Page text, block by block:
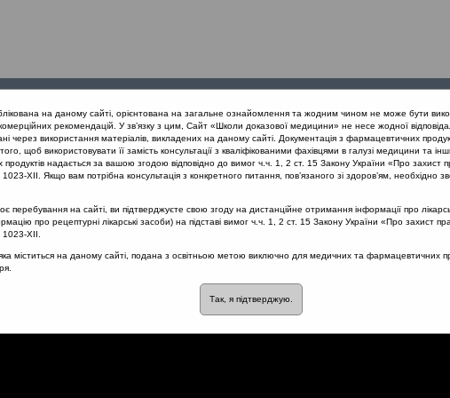
заходи
проекту
підхід до проблеми хронічного риносинуситу в рамках нових
ХРС
препарати при
ХРС
на даному сайті, орієнтована на загальне ознайомлення та жодним чином не може бути
рекомендацій. У зв’язку з цим, Сайт «Школи доказової медицини» не несе жодної
через використання матеріалів, викладених на даному сайті. Документація з фармацевтичних
щоб використовувати її замість консультації з кваліфікованими фахівцями в галузі медицини та
надається за вашою згодою відповідно до вимог ч.ч. 1, 2 ст. 15 Закону України «Про захист
XII. Якщо вам потрібна консультація з конкретного питання, пов’язаного зі здоров’ям, необхідно
перебування на сайті, ви підтверджуєте свою згоду на дистанційне отримання інформації про
про рецептурні лікарські засоби) на підставі вимог ч.ч. 1, 2 ст. 15 Закону України «Про захист
XII.
міститься на даному сайті, подана з освітньою метою виключно для медичних та фармацевтичних
Так, я підтверджую.